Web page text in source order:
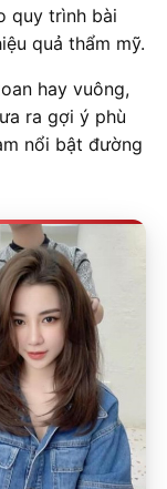
quy trình bài
quả thẩm mỹ.
hay vuông,
ra gợi ý phù
nổi bật đường